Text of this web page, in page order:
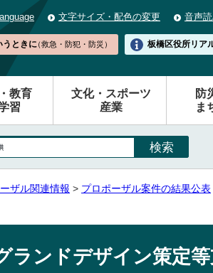
文字サイズ・配色の変更 音声
うときに（救急・防犯・防災） 板橋区役所リア
教育
習
文化・スポーツ
産業
防
ま
ザル関連情報 > プロポーザル案件の結果公表
ランドデザイン策定